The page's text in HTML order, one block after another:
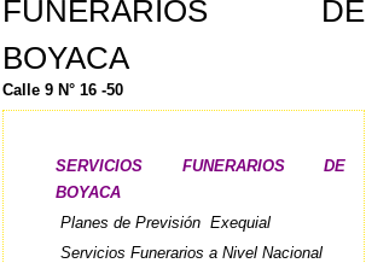
FUNERARIOS DE
BOYACA
Calle 9 N° 16 -50
SERVICIOS FUNERARIOS DE
BOYACA
Planes de Previsión Exequial
Servicios Funerarios a Nivel Nacional